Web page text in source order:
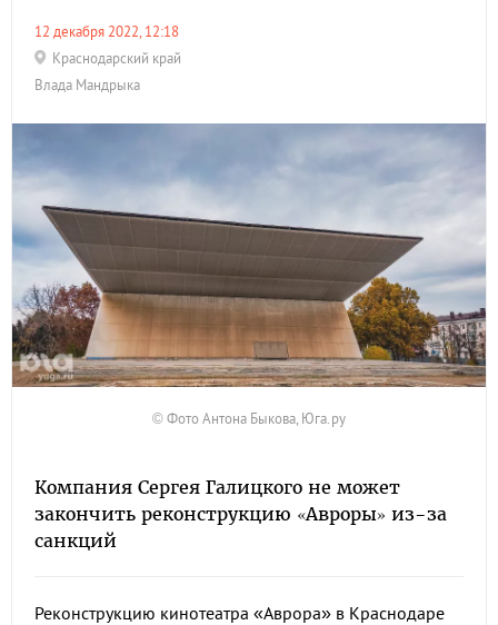
12 декабря 2022, 12:18
Краснодарский край
Влада Мандрыка
© Фото Антона Быкова, Юга.ру
Компания Сергея Галицкого не может
закончить реконструкцию «Авроры» из-за
санкций
Реконструкцию кинотеатра «Аврора» в Краснодаре